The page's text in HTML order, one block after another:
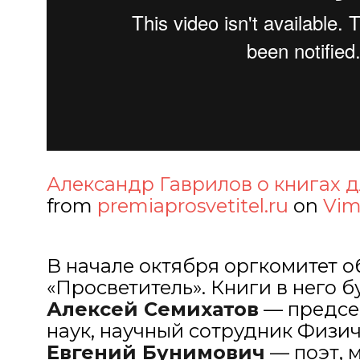
Александр Гаврилов о книгах
from premiaprosvetitel.ru on
В начале октября оргкомитет
«Просветитель». Книги в него
Алексей Семихатов —
наук, научный сотрудник
Евгений Бунимович — поэт,